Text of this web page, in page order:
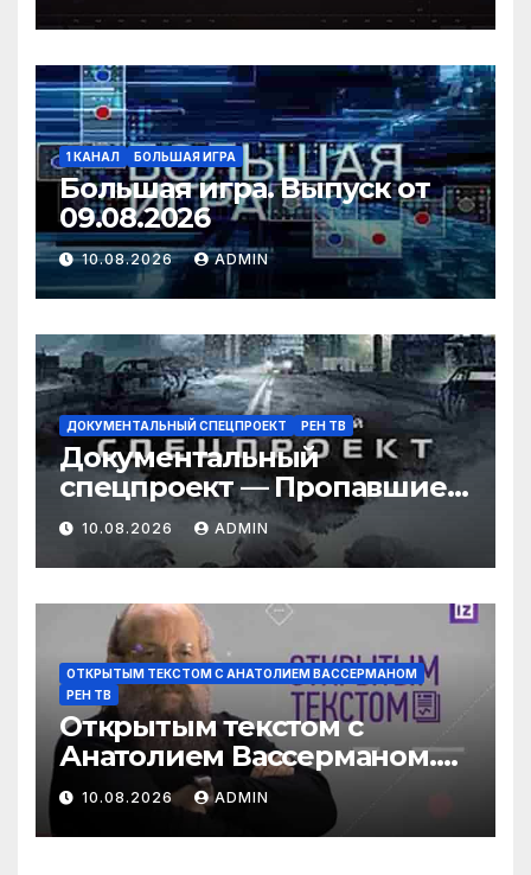
1 КАНАЛ БОЛЬШАЯ ИГРА
Большая игра. Выпуск от
09.08.2026
10.08.2026 ADMIN
ДОКУМЕНТАЛЬНЫЙ СПЕЦПРОЕКТ РЕН ТВ
Документальный
спецпроект — Пропавшие в
тайге: тайна семьи
Усольцевых (09.08.2026)
10.08.2026 ADMIN
ОТКРЫТЫМ ТЕКСТОМ С АНАТОЛИЕМ ВАССЕРМАНОМ
РЕН ТВ
Открытым текстом с
Анатолием Вассерманом.
Выпуск от 09.08.2026
10.08.2026 ADMIN